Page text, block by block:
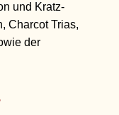
und Kratz-
Charcot Trias,
der